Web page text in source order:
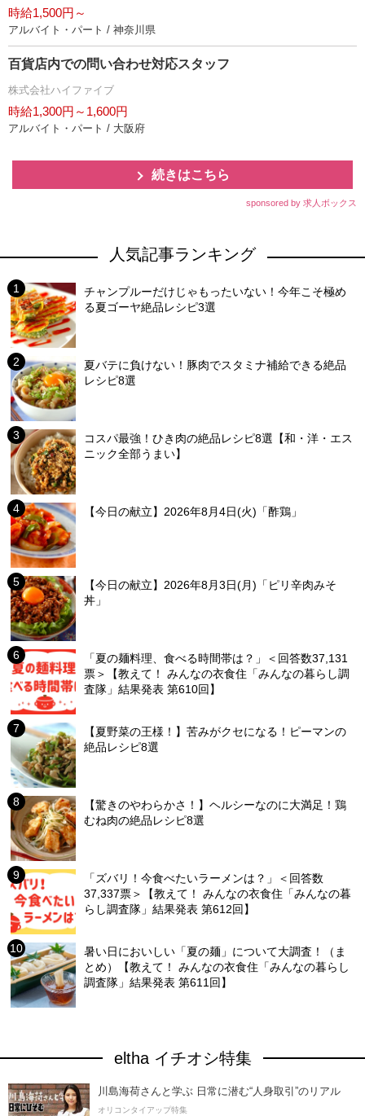
時給1,500円～
アルバイト・パート / 神奈川県
百貨店内での問い合わせ対応スタッフ
株式会社ハイファイブ
時給1,300円～1,600円
アルバイト・パート / 大阪府
続きはこちら
sponsored by 求人ボックス
人気記事ランキング
チャンプルーだけじゃもったいない！今年こそ極め
る夏ゴーヤ絶品レシピ3選
夏バテに負けない！豚肉でスタミナ補給できる絶品
レシピ8選
コスパ最強！ひき肉の絶品レシピ8選【和・洋・エス
ニック全部うまい】
【今日の献立】2026年8月4日(火)「酢鶏」
【今日の献立】2026年8月3日(月)「ピリ辛肉みそ
丼」
「夏の麺料理、食べる時間帯は？」＜回答数37,131
票＞【教えて！ みんなの衣食住「みんなの暮らし調
査隊」結果発表 第610回】
【夏野菜の王様！】苦みがクセになる！ピーマンの
絶品レシピ8選
【驚きのやわらかさ！】ヘルシーなのに大満足！鶏
むね肉の絶品レシピ8選
「ズバリ！今食べたいラーメンは？」＜回答数
37,337票＞【教えて！ みんなの衣食住「みんなの暮
らし調査隊」結果発表 第612回】
暑い日においしい「夏の麺」について大調査！（ま
とめ）【教えて！ みんなの衣食住「みんなの暮らし
調査隊」結果発表 第611回】
eltha イチオシ特集
川島海荷さんと学ぶ 日常に潜む“人身取引”のリアル
オリコンタイアップ特集